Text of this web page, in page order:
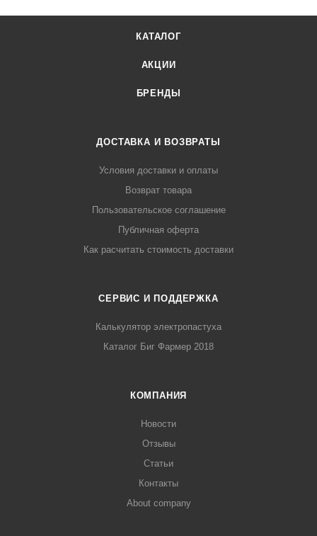
КАТАЛОГ
АКЦИИ
БРЕНДЫ
ДОСТАВКА И ВОЗВРАТЫ
Условия доставки и оплаты
Возврат товара
Пользовательское соглашение
Публичная оферта
Как расчитать стоимость доставки
СЕРВИС И ПОДДЕРЖКА
Калькулятор электропастуха
Каталог Биг Фармер 2018
КОМПАНИЯ
Новости
Отзывы
Статьи
Контакты
About company